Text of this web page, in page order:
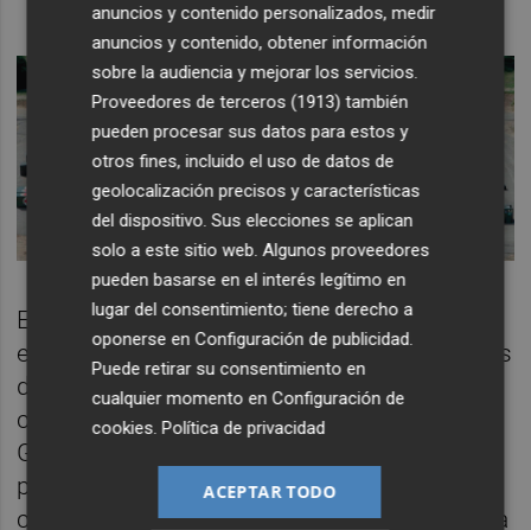
El Gobierno valenciano no dio detalles sobre
el desembolso que supondrán los hospitales
de campaña, pero recalcó que estos
complejos pasarán a ser propiedad de la
Generalitat por lo que, de cara al futuro,
podrían ser utilizados para cualquier otra
contingencia ya fuera sanitaria o relacionada
anuncios y contenido personalizados, medir
anuncios y contenido, obtener información
sobre la audiencia y mejorar los servicios.
Proveedores de terceros (1913) también
pueden procesar sus datos para estos y
otros fines, incluido el uso de datos de
geolocalización precisos y características
del dispositivo. Sus elecciones se aplican
solo a este sitio web. Algunos proveedores
pueden basarse en el interés legítimo en
lugar del consentimiento; tiene derecho a
oponerse enConfiguración de publicidad
Puede retirar su consentimiento en
cualquier momento enConfiguración de
cookies .Política de privacidad
ACEPTAR TODO